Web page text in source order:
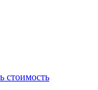
стоимость